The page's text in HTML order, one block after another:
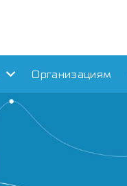
Организациям